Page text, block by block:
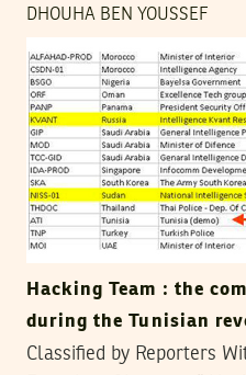
DHOUHA BEN YOUSSEF
Hacking Team : the
during the Tunisian
Classified by Reporters